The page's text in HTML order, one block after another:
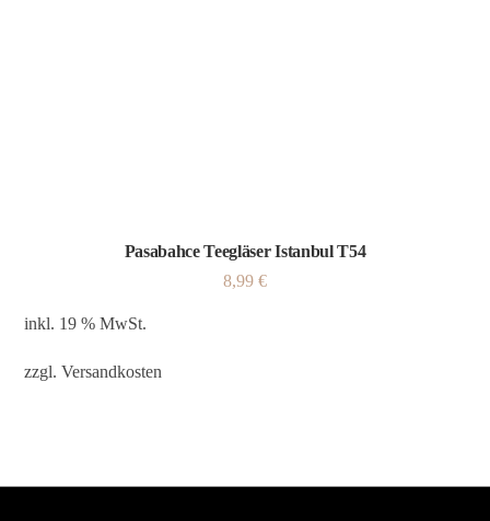
Pasabahce Teegläser Istanbul T54
8,99 €
inkl. 19 % MwSt.
zzgl.Versandkosten